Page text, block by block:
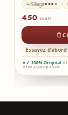
Sillage●●●○
450 MAD
Essayez
✓ 100% Original
Livraison gratuite